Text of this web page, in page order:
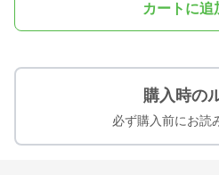
カートに追
購入時の
必ず購入前にお読